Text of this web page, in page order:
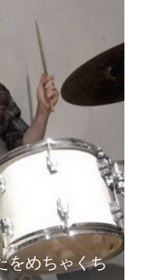
をめちゃくち